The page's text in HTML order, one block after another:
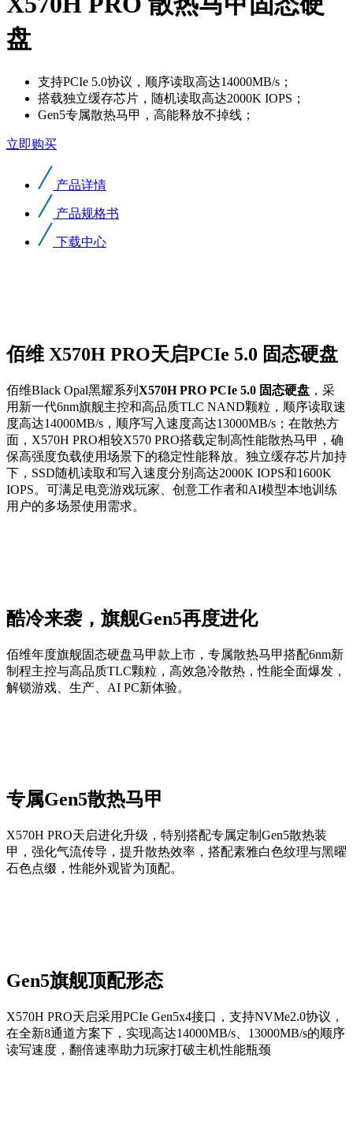
盘
支持PCIe 5.0协议，顺序读取高达14000MB/s；
搭载独立缓存芯片，随机读取高达2000K IOPS；
Gen5专属散热马甲，高能释放不掉线；
立即购买
产品详情
产品规格书
下载中心
佰维 X570H PRO天启PCIe 5.0 固态硬盘
佰维Black Opal黑耀系列 X570H PRO PCIe 5.0 固态硬盘 ，采
用新一代6nm旗舰主控和高品质TLC NAND颗粒，顺序读取速
度高达14000MB/s，顺序写入速度高达13000MB/s；在散热方
面，X570H PRO相较X570 PRO搭载定制高性能散热马甲，确
保高强度负载使用场景下的稳定性能释放。独立缓存芯片加持
下，SSD随机读取和写入速度分别高达2000K IOPS和1600K
IOPS。可满足电竞游戏玩家、创意工作者和AI模型本地训练
用户的多场景使用需求。
酷冷来袭，旗舰Gen5再度进化
佰维年度旗舰固态硬盘马甲款上市，专属散热马甲搭配6nm新
制程主控与高品质TLC颗粒，高效急冷散热，性能全面爆发，
解锁游戏、生产、AI PC新体验。
专属Gen5散热马甲
X570H PRO天启进化升级，特别搭配专属定制Gen5散热装
甲，强化气流传导，提升散热效率，搭配素雅白色纹理与黑曜
石色点缀，性能外观皆为顶配。
Gen5旗舰顶配形态
X570H PRO天启采用PCIe Gen5x4接口，支持NVMe2.0协议，
在全新8通道方案下，实现高达14000MB/s、13000MB/s的顺序
读写速度，翻倍速率助力玩家打破主机性能瓶颈